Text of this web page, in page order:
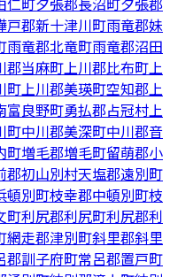
戸郡新十津川町雨竜郡妹
雨竜郡北竜町雨竜郡沼田
郡当麻町上川郡比布町上
町上川郡美瑛町空知郡上
富良野町勇払郡占冠村上
町中川郡美深町中川郡音
町増毛郡増毛町留萌郡小
郡初山別村天塩郡遠別町
頓別町枝幸郡中頓別町枝
町利尻郡利尻町利尻郡利
網走郡津別町斜里郡斜里
郡訓子府町常呂郡置戸町